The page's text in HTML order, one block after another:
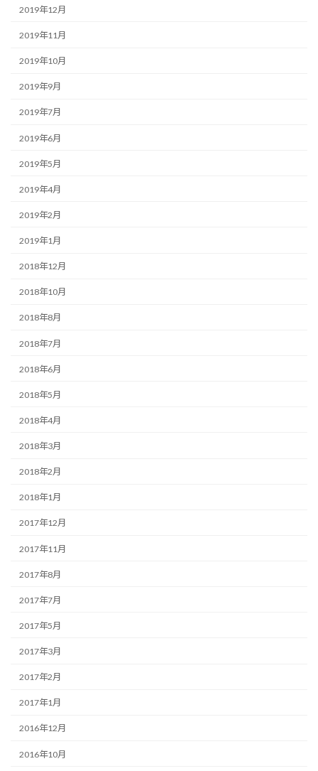
2019年12月
2019年11月
2019年10月
2019年9月
2019年7月
2019年6月
2019年5月
2019年4月
2019年2月
2019年1月
2018年12月
2018年10月
2018年8月
2018年7月
2018年6月
2018年5月
2018年4月
2018年3月
2018年2月
2018年1月
2017年12月
2017年11月
2017年8月
2017年7月
2017年5月
2017年3月
2017年2月
2017年1月
2016年12月
2016年10月